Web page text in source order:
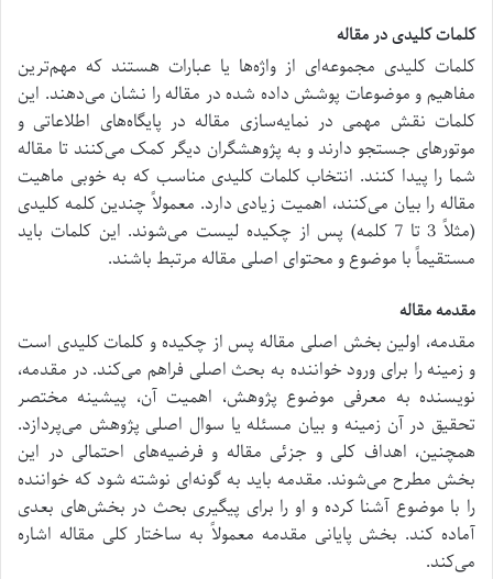
کلمات کلیدی در مقاله
کلمات کلیدی مجموعه‌ای از واژه‌ها یا عبارات هستند که مهم‌ترین
مفاهیم و موضوعات پوشش داده شده در مقاله را نشان می‌دهند. این
کلمات نقش مهمی در نمایه‌سازی مقاله در پایگاه‌های اطلاعاتی و
موتورهای جستجو دارند و به پژوهشگران دیگر کمک می‌کنند تا مقاله
شما را پیدا کنند. انتخاب کلمات کلیدی مناسب که به خوبی ماهیت
مقاله را بیان می‌کنند، اهمیت زیادی دارد. معمولاً چندین کلمه کلیدی
(مثلاً 3 تا 7 کلمه) پس از چکیده لیست می‌شوند. این کلمات باید
مستقیماً با موضوع و محتوای اصلی مقاله مرتبط باشند.
مقدمه مقاله
مقدمه، اولین بخش اصلی مقاله پس از چکیده و کلمات کلیدی است
و زمینه را برای ورود خواننده به بحث اصلی فراهم می‌کند. در مقدمه،
نویسنده به معرفی موضوع پژوهش، اهمیت آن، پیشینه مختصر
تحقیق در آن زمینه و بیان مسئله یا سوال اصلی پژوهش می‌پردازد.
همچنین، اهداف کلی و جزئی مقاله و فرضیه‌های احتمالی در این
بخش مطرح می‌شوند. مقدمه باید به گونه‌ای نوشته شود که خواننده
را با موضوع آشنا کرده و او را برای پیگیری بحث در بخش‌های بعدی
آماده کند. بخش پایانی مقدمه معمولاً به ساختار کلی مقاله اشاره
می‌کند.